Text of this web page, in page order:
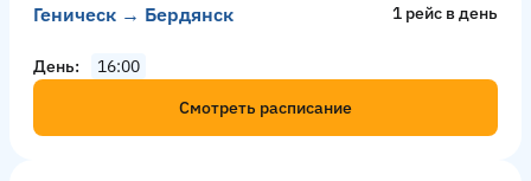
Геническ → Бердянск 1 рейс в день
День
16:00
Смотреть расписание